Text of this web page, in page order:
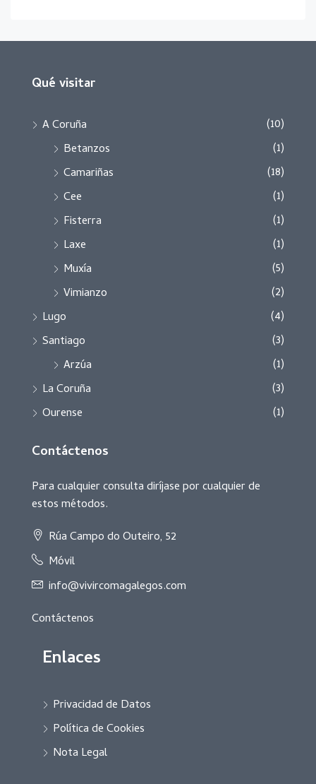
Qué visitar
A Coruña
(10)
Betanzos
(1)
Camariñas
(18)
Cee
(1)
Fisterra
(1)
Laxe
(1)
Muxía
(5)
Vimianzo
(2)
Lugo
(4)
Santiago
(3)
Arzúa
(1)
La Coruña
(3)
Ourense
(1)
Contáctenos
Para cualquier consulta diríjase por cualquier de
estos métodos.
Rúa Campo do Outeiro, 52
Móvil
info@vivircomagalegos.com
Contáctenos
Enlaces
Privacidad de Datos
Política de Cookies
Nota Legal